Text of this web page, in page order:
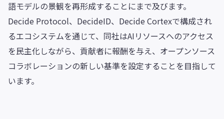
語モデルの景観を再形成することにまで及びます。
Decide Protocol、DecideID、Decide Cortexで構成され
るエコシステムを通じて、同社はAIリソースへのアクセス
を民主化しながら、貢献者に報酬を与え、オープンソース
コラボレーションの新しい基準を設定することを目指して
います。